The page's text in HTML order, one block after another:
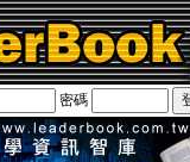
密碼